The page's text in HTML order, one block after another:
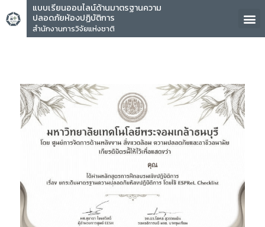
แบบเรียนออนไลน์ด้านมาตรฐานความ
ปลอดภัยห้องปฏิบัติการ
สำนักงานการวิจัยแห่งชาติ
คุณ